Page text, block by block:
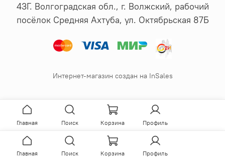
43Г. Волгоградская обл., г. Волжский, рабочий
посёлок Средняя Ахтуба, ул. Октябрьская 87Б
Интернет-магазин создан на InSales
Главная Поиск Корзина Профиль
Главная Поиск Корзина Профиль